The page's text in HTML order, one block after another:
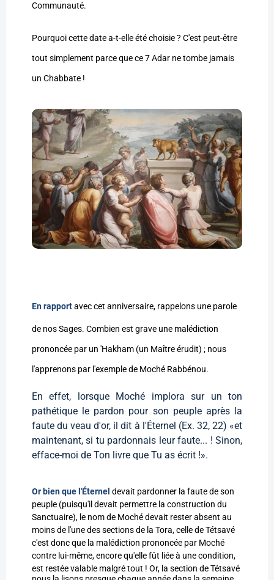
Communauté.
Pourquoi cette date a-t-elle été choisie ? C'est peut-être
tout simplement parce que ce 7 Adar ne tombe jamais
un Chabbate !
En rapportavec cet anniversaire, rappelons une parole
de nos Sages. Combien est grave une malédiction
prononcée par un 'Hakham (un Maître érudit) ; nous
l'apprenons par l'exemple de Moché Rabbénou.
En effet, lorsque Moché implora sur un ton
pathétique le pardon pour son peuple après la
faute du veau d'or, il dit à l'Éternel (Ex. 32, 22) «et
maintenant, si tu pardonnais leur faute... ! Sinon,
efface-moi de Ton livre que Tu as écrit !».
Or bien que l'Éternel devait pardonner la faute de son
peuple (puisqu'il devait permettre la construction du
Sanctuaire), le nom de Moché devait rester absent au
moins de l'une des sections de la Tora, celle de Tétsavé
c'est donc que la malédiction prononcée par Moché
contre lui-même, encore qu'elle fût liée à une condition,
est restée valable malgré tout ! Or, la section de Tétsavé